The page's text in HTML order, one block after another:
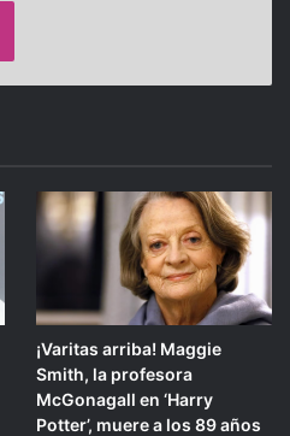
¡Varitas arriba! Maggie
Smith, la profesora
McGonagall en ‘Harry
Potter’, muere a los 89 años